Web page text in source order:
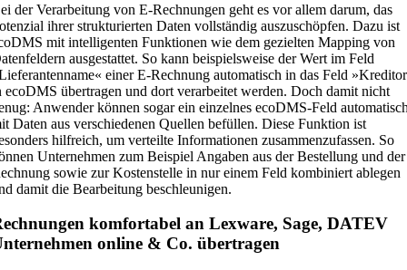
der Verarbeitung von E-Rechnungen geht es vor allem darum, das
ihrer strukturierten Daten vollständig auszuschöpfen. Dazu ist
mit intelligenten Funktionen wie dem gezielten Mapping von
ausgestattet. So kann beispielsweise der Wert im Feld
einer E-Rechnung automatisch in das Feld
ecoDMS übertragen und dort verarbeitet werden. Doch damit nicht
Anwender können sogar ein einzelnes ecoDMS-Feld
Daten aus verschiedenen Quellen befüllen. Diese Funktion ist
hilfreich, um verteilte Informationen zusammenzufassen. So
Unternehmen zum Beispiel Angaben aus der Bestellung und der
sowie zur Kostenstelle in nur einem Feld kombiniert ablegen
damit die Bearbeitung beschleunigen.
komfortabel an Lexware, Sage, DATEV
online & Co. übertragen